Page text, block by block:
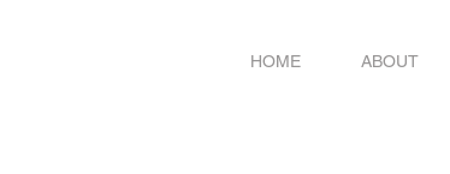
HOME ABOUT